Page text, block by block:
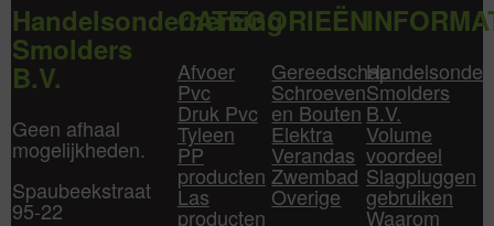
Handelsonderneming
Smolders
B.V.
Geen afhaal
mogelijkheden.
Spaubeekstraat
95-22
CATEGORIEËN
Afvoer
Pvc
Druk Pvc
Tyleen
PP
producten
Las
producten
Gereedschap
Schroeven
en Bouten
Elektra
Verandas
Zwembad
Overige
Smolders
B.V.
Volume
voordeel
Slagpluggen
gebruiken
Waarom